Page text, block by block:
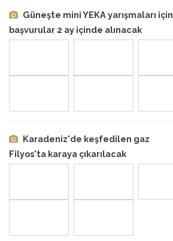
Güneşte mini YEKA yarışmaları için
başvurular 2 ay içinde alınacak
Karadeniz'de keşfedilen gaz
Filyos'ta karaya çıkarılacak